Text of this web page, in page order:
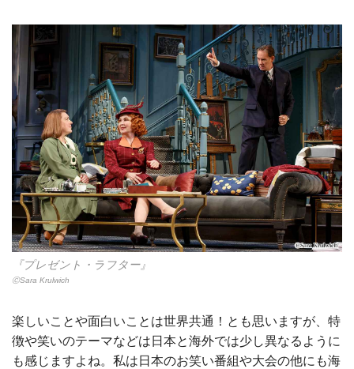
『プレゼント・ラフター』
ⒸSara Krulwich
楽しいことや面白いことは世界共通！とも思いますが、特
徴や笑いのテーマなどは日本と海外では少し異なるように
も感じますよね。私は日本のお笑い番組や大会の他にも海